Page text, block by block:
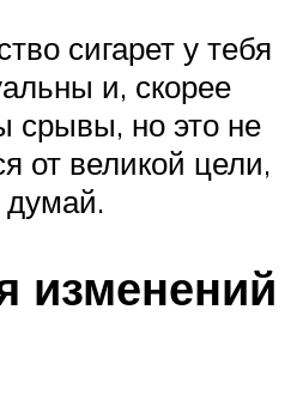
сигарет у тебя
и, скорее
срывы, но это не
от великой цели,
думай.
изменений